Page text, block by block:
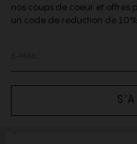
nos coups de coeur et offres
un code de reduction de